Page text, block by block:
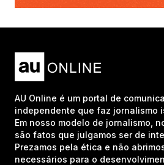
AU Online é um portal de
independente que faz jornalismo
Em nosso modelo de jornalismo,
são fatos que julgamos ser de
Prezamos pela ética e não
necessários para o